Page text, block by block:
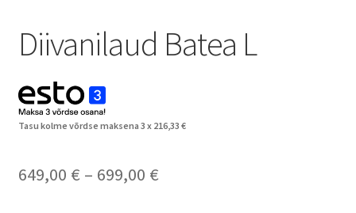
Diivanilaud Batea L
Tasu kolme võrdse maksena 3 x 216,33 €
649,00 € – 699,00 €Hinnavahemik: